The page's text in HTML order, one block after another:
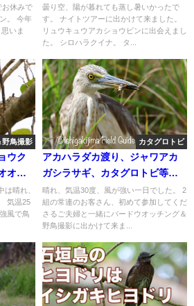
お休みで
。 今年
いま
の生き物探しと自然観察のナイ
トツアー!!
曇り空、陽が暮れても蒸し暑いかったで
す。 ナイトツアーに出かけて来ました。
リュウキュウアカショウビンに出会えまし
た。 シロハラクイナ。 タ...
野鳥撮影
ウク
オハ
り沢
野鳥
は晴れ、
気温25
風で鳥
カタグロトビ
アカハラダカ渡り、ジャワアカ
ガシラサギ、カタグロトビ等な
ど盛り沢山！！バードウオッチ
ング＆野鳥撮影ガイド。
晴れ、気温30度、風が強い一日でした。 2
組の常連のお客さん、初めて参加してくだ
さるご夫婦と一緒にバードウオッチング＆
野鳥撮影に出かけて来ま...